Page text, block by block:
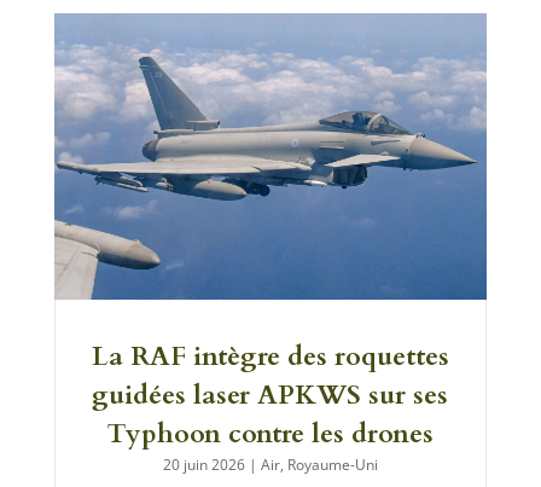
La RAF intègre des roquettes
guidées laser APKWS sur ses
Typhoon contre les drones
20 juin 2026| Air, Royaume-Uni